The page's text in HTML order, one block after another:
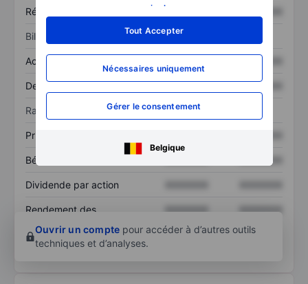
savoir plus
Tout Accepter
Nécessaires uniquement
Gérer le consentement
Belgique
Résultat net
Bilan
Actif total XXXXXXX
Dette totale XXXXXXX XXXXXXX
Ratios
Prix / ventes
Bénéfice par action
Dividende par action
Rendement des
XXXXXXX
XXXXXXX
Ouvrir un compte pour accéder à d’autres outils
techniques et d’analyses.